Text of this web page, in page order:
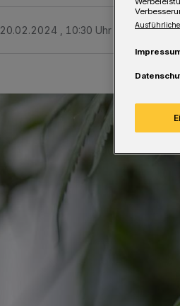
20.02.2024 , 10:30 Uhr Eine Minute